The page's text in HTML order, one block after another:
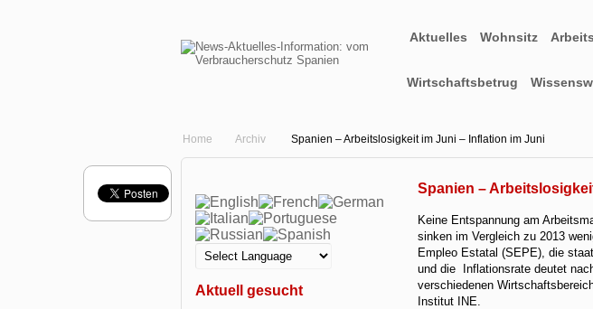
Aktuelles Wohnsitz
Wirtschaftsbetrug
Home Archiv Spanien – Arbeitslosigkeit im Juni – Inflation im Juni
Aktuell gesucht
Spanien –
Keine Entspannung am
sinken im Vergleich zu 2013
Empleo Estatal (SEPE), die
und die Inflationsrate deutet
verschiedenen
Institut INE.